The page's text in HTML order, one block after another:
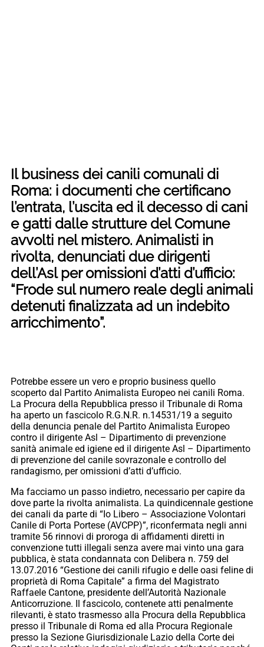
Il business dei canili comunali di
Roma: i documenti che certificano
l’entrata, l’uscita ed il decesso di cani
e gatti dalle strutture del Comune
avvolti nel mistero. Animalisti in
rivolta, denunciati due dirigenti
dell’Asl per omissioni d’atti d’ufficio:
“Frode sul numero reale degli animali
detenuti finalizzata ad un indebito
arricchimento”.
Potrebbe essere un vero e proprio business quello
scoperto dal Partito Animalista Europeo nei canili Roma.
La Procura della Repubblica presso il Tribunale di Roma
ha aperto un fascicolo R.G.N.R. n.14531/19 a seguito
della denuncia penale del Partito Animalista Europeo
contro il dirigente Asl – Dipartimento di prevenzione
sanità animale ed igiene ed il dirigente Asl – Dipartimento
di prevenzione del canile sovrazonale e controllo del
randagismo, per omissioni d’atti d’ufficio.
Ma facciamo un passo indietro, necessario per capire da
dove parte la rivolta animalista. La quindicennale gestione
dei canali da parte di “Io Libero – Associazione Volontari
Canile di Porta Portese (AVCPP)”, riconfermata negli anni
tramite 56 rinnovi di proroga di affidamenti diretti in
convenzione tutti illegali senza avere mai vinto una gara
pubblica, è stata condannata con Delibera n. 759 del
13.07.2016 “Gestione dei canili rifugio e delle oasi feline di
proprietà di Roma Capitale” a firma del Magistrato
Raffaele Cantone, presidente dell’Autorità Nazionale
Anticorruzione. Il fascicolo, contenete atti penalmente
rilevanti, è stato trasmesso alla Procura della Repubblica
presso il Tribunale di Roma ed alla Procura Regionale
presso la Sezione Giurisdizionale Lazio della Corte dei